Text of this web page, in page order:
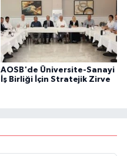
AOSB'de Üniversite-Sanayi
İş Birliği İçin Stratejik Zirve